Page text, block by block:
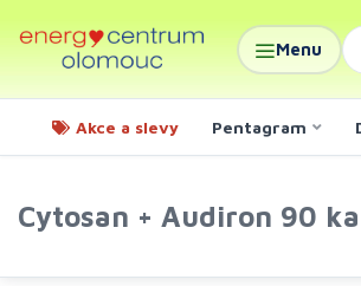
Menu
Akce a slevy Pentagram
Cytosan + Audiron 90